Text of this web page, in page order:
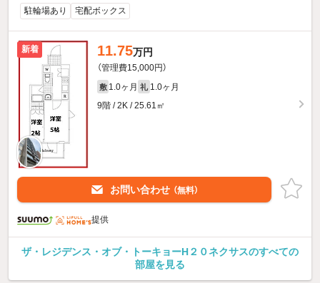
駐輪場あり 宅配ボックス
新着 11.75万円
（管理費15,000円）
敷 1.0ヶ月 礼 1.0ヶ月
9階 / 2K / 25.61㎡
お問い合わせ （無料）
提供
ザ・レジデンス・オブ・トーキョーH２０ネクサスのすべての
部屋を見る